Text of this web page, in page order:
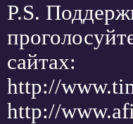
P.S.
сайтах:
http://
http://